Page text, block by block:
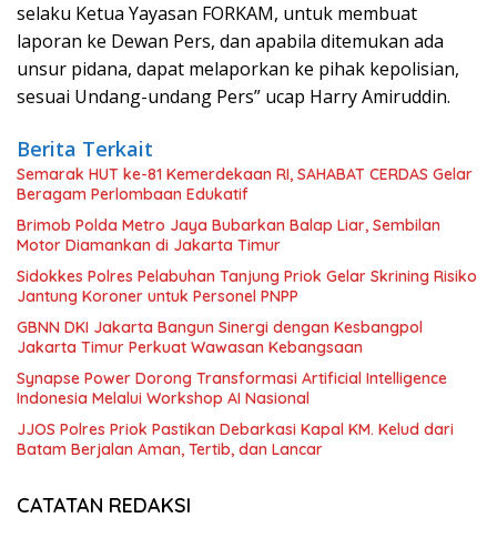
selaku Ketua Yayasan FORKAM, untuk membuat
laporan ke Dewan Pers, dan apabila ditemukan ada
unsur pidana, dapat melaporkan ke pihak kepolisian,
sesuai Undang-undang Pers” ucap Harry Amiruddin.
Berita Terkait
Semarak HUT ke-81 Kemerdekaan RI, SAHABAT CERDAS Gelar
Beragam Perlombaan Edukatif
Brimob Polda Metro Jaya Bubarkan Balap Liar, Sembilan
Motor Diamankan di Jakarta Timur
Sidokkes Polres Pelabuhan Tanjung Priok Gelar Skrining Risiko
Jantung Koroner untuk Personel PNPP
GBNN DKI Jakarta Bangun Sinergi dengan Kesbangpol
Jakarta Timur Perkuat Wawasan Kebangsaan
Synapse Power Dorong Transformasi Artificial Intelligence
Indonesia Melalui Workshop AI Nasional
JJOS Polres Priok Pastikan Debarkasi Kapal KM. Kelud dari
Batam Berjalan Aman, Tertib, dan Lancar
CATATAN REDAKSI